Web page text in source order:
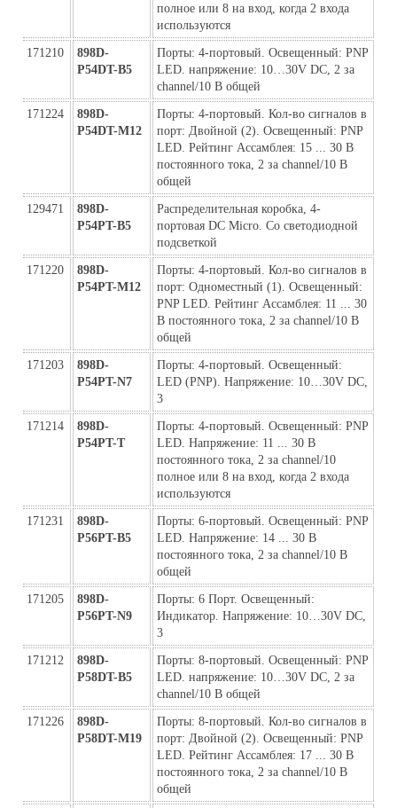
полное или 8 на вход, когда 2 входа
используются
171210
898D-
P54DT-B5
Порты: 4-портовый. Освещенный: PNP
LED. напряжение: 10…30V DC, 2 за
channel/10 В общей
171224
898D-
P54DT-M12
Порты: 4-портовый. Кол-во сигналов в
порт: Двойной (2). Освещенный: PNP
LED. Рейтинг Ассамблея: 15 ... 30 В
постоянного тока, 2 за channel/10 В
общей
129471
898D-
P54PT-B5
Распределительная коробка, 4-
портовая DC Micro. Со светодиодной
подсветкой
171220
898D-
P54PT-M12
Порты: 4-портовый. Кол-во сигналов в
порт: Одноместный (1). Освещенный:
PNP LED. Рейтинг Ассамблея: 11 ... 30
В постоянного тока, 2 за channel/10 В
общей
171203
898D-
P54PT-N7
Порты: 4-портовый. Освещенный:
LED (PNP). Напряжение: 10…30V DC,
3
171214
898D-
P54PT-Т
Порты: 4-портовый. Освещенный: PNP
LED. Напряжение: 11 ... 30 В
постоянного тока, 2 за channel/10
полное или 8 на вход, когда 2 входа
используются
171231
898D-
P56PT-B5
Порты: 6-портовый. Освещенный: PNP
LED. Напряжение: 14 ... 30 В
постоянного тока, 2 за channel/10 В
общей
171205
898D-
P56PT-N9
Порты: 6 Порт. Освещенный:
Индикатор. Напряжение: 10…30V DC,
3
171212
898D-
P58DT-B5
Порты: 8-портовый. Освещенный: PNP
LED. напряжение: 10…30V DC, 2 за
channel/10 В общей
171226
898D-
P58DT-M19
Порты: 8-портовый. Кол-во сигналов в
порт: Двойной (2). Освещенный: PNP
LED. Рейтинг Ассамблея: 17 ... 30 В
постоянного тока, 2 за channel/10 В
общей